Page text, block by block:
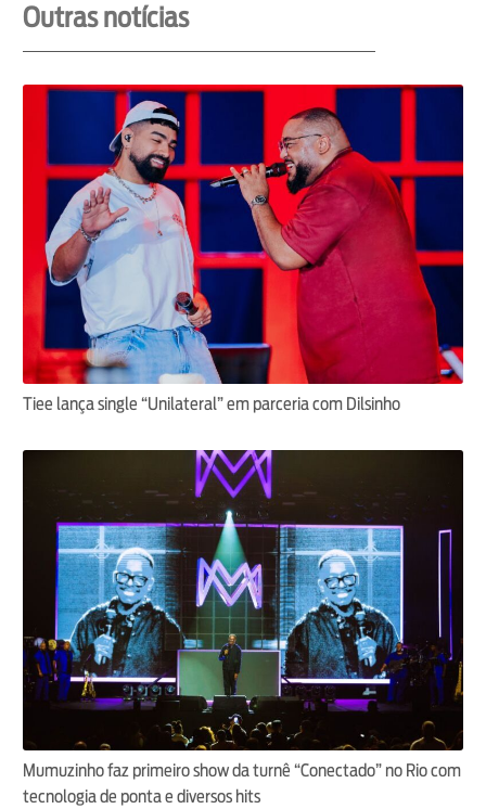
Outras notícias
Tiee lança single “Unilateral” em parceria com Dilsinho
Mumuzinho faz primeiro show da turnê “Conectado” no Rio com
tecnologia de ponta e diversos hits